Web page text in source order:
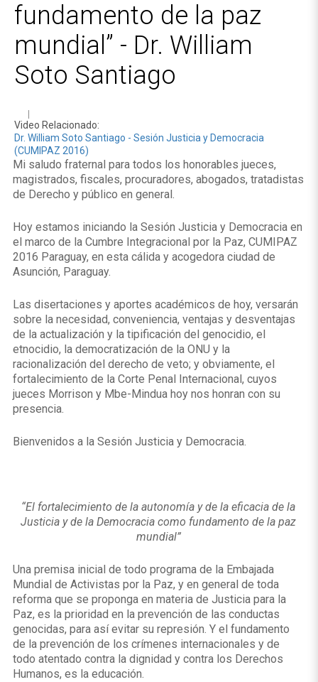
fundamento de la paz
mundial” - Dr. William
Soto Santiago
Video Relacionado:
Dr. William Soto Santiago - Sesión Justicia y Democracia
(CUMIPAZ 2016)
Mi saludo fraternal para todos los honorables jueces,
magistrados, fiscales, procuradores, abogados, tratadistas
de Derecho y público en general.
Hoy estamos iniciando la Sesión Justicia y Democracia en
el marco de la Cumbre Integracional por la Paz, CUMIPAZ
2016 Paraguay, en esta cálida y acogedora ciudad de
Asunción, Paraguay.
Las disertaciones y aportes académicos de hoy, versarán
sobre la necesidad, conveniencia, ventajas y desventajas
de la actualización y la tipificación del genocidio, el
etnocidio, la democratización de la ONU y la
racionalización del derecho de veto; y obviamente, el
fortalecimiento de la Corte Penal Internacional, cuyos
jueces Morrison y Mbe-Mindua hoy nos honran con su
presencia.
Bienvenidos a la Sesión Justicia y Democracia.
“El fortalecimiento de la autonomía y de la eficacia de la
Justicia y de la Democracia como fundamento de la paz
mundial”
Una premisa inicial de todo programa de la Embajada
Mundial de Activistas por la Paz, y en general de toda
reforma que se proponga en materia de Justicia para la
Paz, es la prioridad en la prevención de las conductas
genocidas, para así evitar su represión. Y el fundamento
de la prevención de los crímenes internacionales y de
todo atentado contra la dignidad y contra los Derechos
Humanos, es la educación.